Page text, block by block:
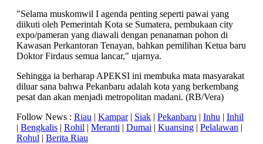
"Selama muskomwil I agenda penting seperti pawai yang
diikuti oleh Pemerintah Kota se Sumatera, pembukaan city
expo/pameran yang diawali dengan penanaman pohon di
Kawasan Perkantoran Tenayan, bahkan pemilihan Ketua baru
Doktor Firdaus semua lancar," ujarnya.
Sehingga ia berharap APEKSI ini membuka mata masyarakat
diluar sana bahwa Pekanbaru adalah kota yang berkembang
pesat dan akan menjadi metropolitan madani. (RB/Vera)
Follow News : Riau | Kampar| Siak | Pekanbaru | Inhu | Inhil
| Bengkalis | Rohil | Meranti | Dumai | Kuansing | Pelalawan |
Rohul | Berita Riau